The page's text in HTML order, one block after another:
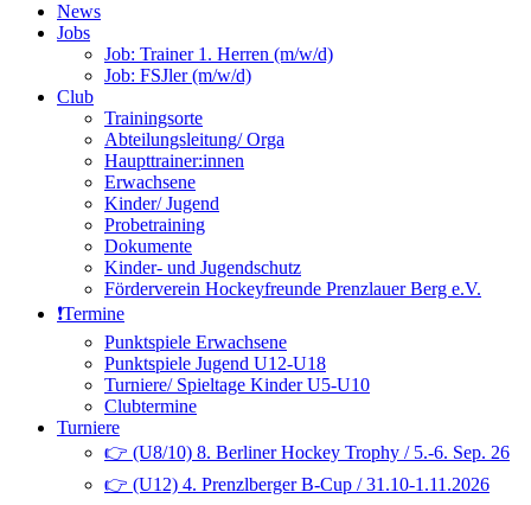
News
Jobs
Job: Trainer 1. Herren (m/w/d)
Job: FSJler (m/w/d)
Club
Trainingsorte
Abteilungsleitung/ Orga
Haupttrainer:innen
Erwachsene
Kinder/ Jugend
Probetraining
Dokumente
Kinder- und Jugendschutz
Förderverein Hockeyfreunde Prenzlauer Berg e.V.
❗️Termine
Punktspiele Erwachsene
Punktspiele Jugend U12-U18
Turniere/ Spieltage Kinder U5-U10
Clubtermine
Turniere
👉 (U8/10) 8. Berliner Hockey Trophy / 5.-6. Sep. 26
👉 (U12) 4. Prenzlberger B-Cup / 31.10-1.11.2026